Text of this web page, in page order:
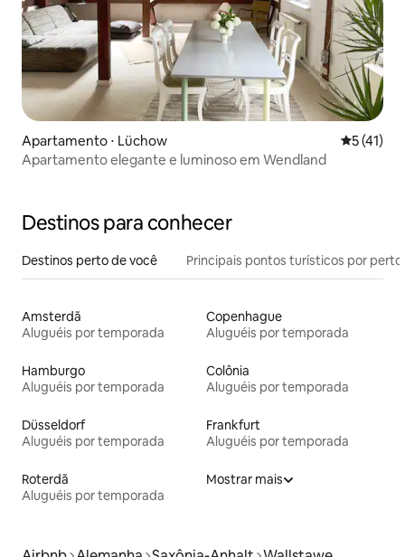
Apartamento ⋅ Lüchow 5 de uma
5 (41)
Apartamento elegante e luminoso em Wendland
Destinos para conhecer
Destinos perto de você Principais pontos turísticos por perto
Amsterdã
Aluguéis por temporada
Copenhague
Aluguéis por temporada
Hamburgo
Aluguéis por temporada
Colônia
Aluguéis por temporada
Düsseldorf
Aluguéis por temporada
Frankfurt
Aluguéis por temporada
Roterdã
Aluguéis por temporada
Mostrar mais